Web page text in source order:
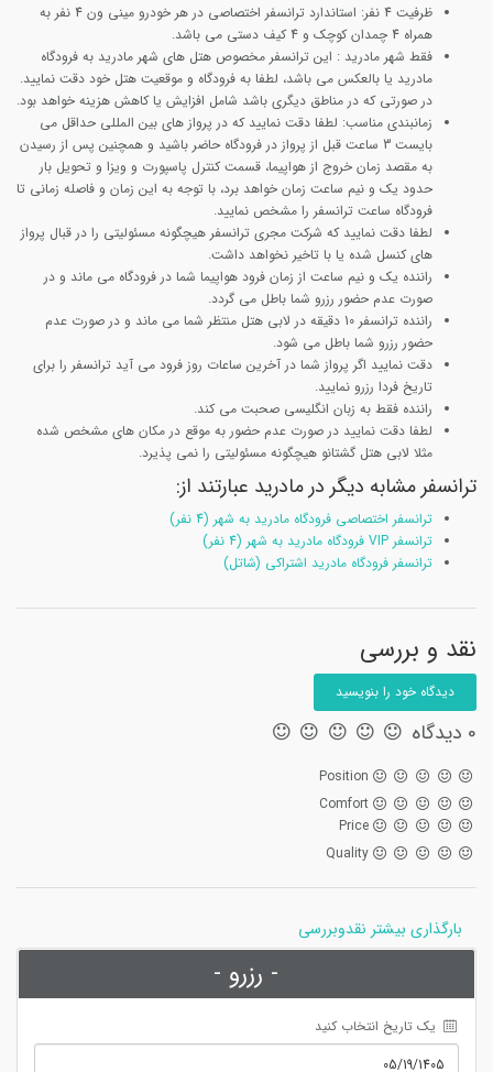
ظرفیت 4 نفر
: استاندارد ترانسفر اختصاصی در هر خودرو مینی ون 4 نفر به
همراه 4 چمدان کوچک و 4 کیف دستی می باشد.
فقط شهر مادرید : این ترانسفر مخصوص هتل های شهر مادرید به فرودگاه
مادرید یا بالعکس می باشد، لطفا به فرودگاه و موقعیت هتل خود دقت نمایید.
در صورتی که در مناطق دیگری باشد شامل افزایش یا کاهش هزینه خواهد بود.
زمانبندی مناسب: لطفا دقت نمایید که در پرواز های بین المللی حداقل می
بایست 3 ساعت قبل از پرواز در فرودگاه حاضر باشید و همچنین پس از رسیدن
به مقصد زمان خروج از هواپیما، قسمت کنترل پاسپورت و ویزا و تحویل بار
حدود یک و نیم ساعت زمان خواهد برد، با توجه به این زمان و فاصله زمانی تا
فرودگاه ساعت ترانسفر را مشخص نمایید.
لطفا دقت نمایید که شرکت مجری ترانسفر هیچگونه مسئولیتی را در قبال پرواز
های کنسل شده یا با تاخیر نخواهد داشت.
راننده یک و نیم ساعت از زمان فرود هواپیما شما در فرودگاه می ماند و در
صورت عدم حضور رزرو شما باطل می گردد.
راننده ترانسفر 10 دقیقه در لابی هتل منتظر شما می ماند و در صورت عدم
حضور رزرو شما باطل می شود.
دقت نمایید اگر پرواز شما در آخرین ساعات روز فرود می آید ترانسفر را برای
تاریخ فردا رزرو نمایید.
راننده فقط به زبان انگلیسی صحبت می کند.
لطفا دقت نمایید در صورت عدم حضور به موقع در مکان های مشخص شده
مثلا لابی هتل گشتانو هیچگونه مسئولیتی را نمی پذیرد.
ترانسفر مشابه دیگر در مادرید عبارتند از:
ترانسفر اختصاصی فرودگاه مادرید به شهر (4 نفر)
ترانسفر VIP فرودگاه مادرید به شهر (4 نفر)
ترانسفر فرودگاه مادرید اشتراکی (شاتل)
نقد و بررسی
دیدگاه خود را بنویسید
0 دیدگاه
Position
Comfort
Price
Quality
بارگذاری بیشتر نقدوبررسی
- رزرو -
یک تاریخ انتخاب کنید